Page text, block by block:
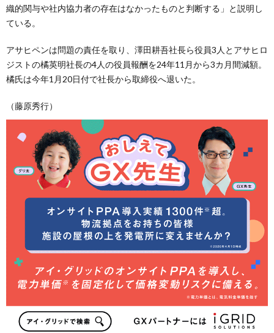
織的関与や社内協力者の存在はなかったものと判断する」と説明し
ている。
アサヒペンは問題の責任を取り、澤田耕吾社長ら役員3人とアサヒロ
ジストの橘英明社長の4人の役員報酬を24年11月から3カ月間減額。
橘氏は今年1月20日付で社長から取締役へ退いた。
（藤原秀行）